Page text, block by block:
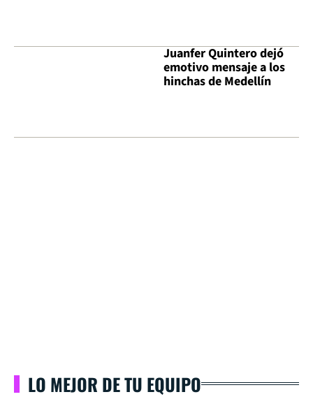
Juanfer Quintero dejó
emotivo mensaje a los
hinchas de Medellín
LO MEJOR DE TU EQUIPO